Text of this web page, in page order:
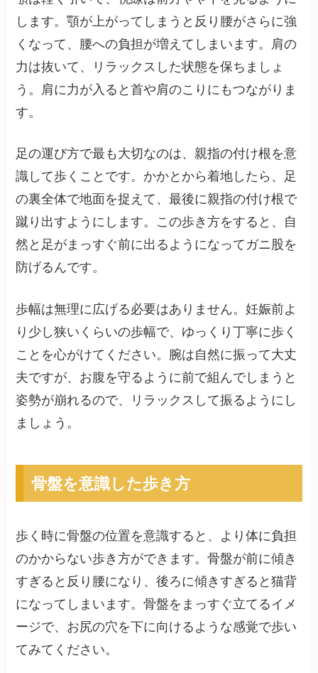
します。顎が上がってしまうと反り腰がさらに強
くなって、腰への負担が増えてしまいます。肩の
力は抜いて、リラックスした状態を保ちましょ
う。肩に力が入ると首や肩のこりにもつながりま
す。
足の運び方で最も大切なのは、親指の付け根を意
識して歩くことです。かかとから着地したら、足
の裏全体で地面を捉えて、最後に親指の付け根で
蹴り出すようにします。この歩き方をすると、自
然と足がまっすぐ前に出るようになってガニ股を
防げるんです。
歩幅は無理に広げる必要はありません。妊娠前よ
り少し狭いくらいの歩幅で、ゆっくり丁寧に歩く
ことを心がけてください。腕は自然に振って大丈
夫ですが、お腹を守るように前で組んでしまうと
姿勢が崩れるので、リラックスして振るようにし
ましょう。
骨盤を意識した歩き方
歩く時に骨盤の位置を意識すると、より体に負担
のかからない歩き方ができます。骨盤が前に傾き
すぎると反り腰になり、後ろに傾きすぎると猫背
になってしまいます。骨盤をまっすぐ立てるイメ
ージで、お尻の穴を下に向けるような感覚で歩い
てみてください。